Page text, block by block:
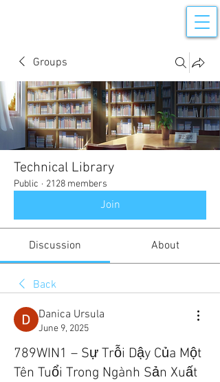
Groups
Technical Library
Public · 2128 members
Join
Discussion About
Back
Danica Ursula
June 9, 2025
789WIN1 – Sự Trỗi Dậy Của Một
Tên Tuổi Trong Ngành Sản Xuất